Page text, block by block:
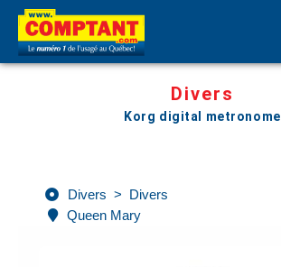
Divers
Korg digital metronome
Divers > Divers
Queen Mary